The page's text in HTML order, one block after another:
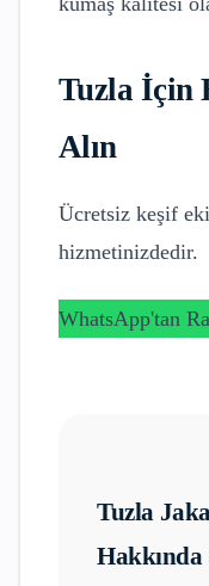
Tuzla İçin
Alın
Ücretsiz keşif
hizmetinizdedir.
WhatsApp'tan
Tuzla
Hakkında